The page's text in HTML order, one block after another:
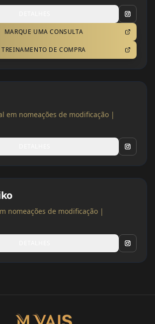
MARQUE UMA CONSULTA
TREINAMENTO DE COMPRA
em nomeações de modificação |
nomeações de modificação |